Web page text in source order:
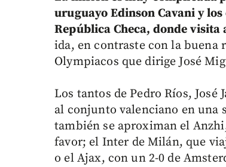
uruguayo Edinson Cavani y
República Checa, donde visita
ida, en contraste con la buena
Olympiacos que dirige José
Los tantos de Pedro Ríos,
al conjunto valenciano en una
también se aproximan el
favor; el Inter de Milán, que
o el Ajax, con un 2-0 de